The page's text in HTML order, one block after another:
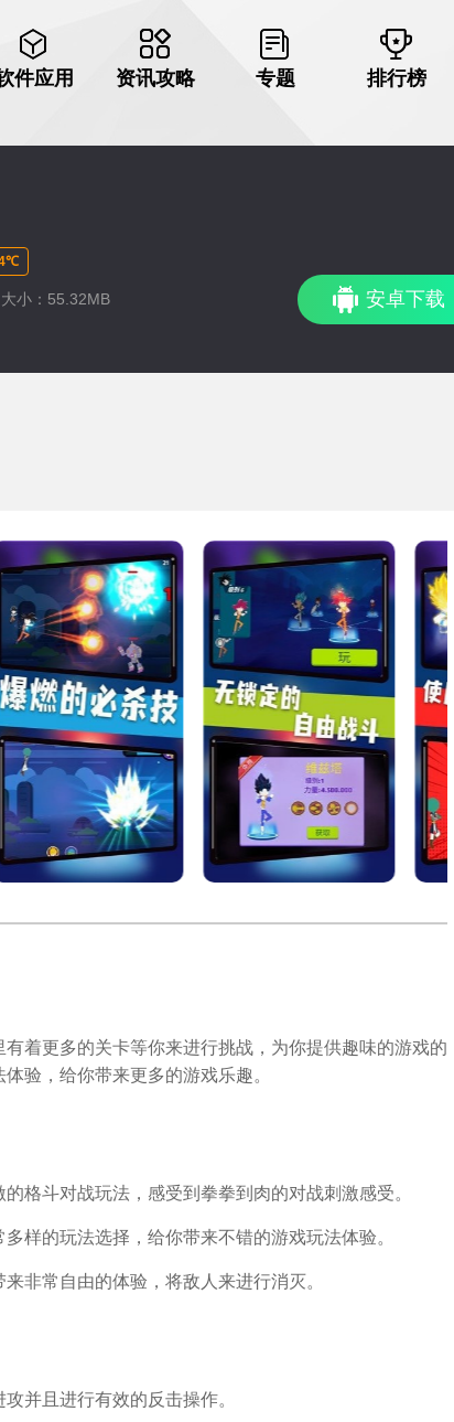
件应用 资讯攻略 专题 排行榜
小：55.32MB 安卓下载
着更多的关卡等你来进行挑战，为你提供趣味的游戏的
验，给你带来更多的游戏乐趣。
格斗对战玩法，感受到拳拳到肉的对战刺激感受。
样的玩法选择，给你带来不错的游戏玩法体验。
非常自由的体验，将敌人来进行消灭。
并且进行有效的反击操作。